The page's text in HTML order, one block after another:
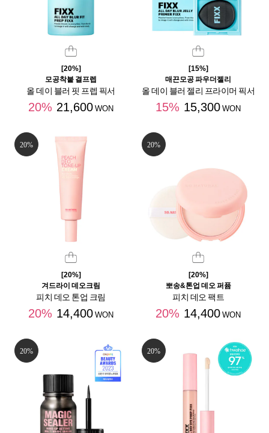
[20%]
모공착붙 결프렙
올 데이 블러 핏 프렙 픽서
20% 21,600 WON
[15%]
매끈모공 파우더젤리
올 데이 블러 젤리 프라이머 픽서
15% 15,300 WON
20%
[20%]
겨드라이 데오크림
피치 데오 톤업 크림
20% 14,400 WON
20%
[20%]
뽀송&톤업 데오 퍼퓸
피치 데오 팩트
20% 14,400 WON
20% 20%